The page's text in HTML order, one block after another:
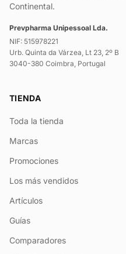
Continental.
Prevpharma Unipessoal Lda.
NIF: 515978221
Urb. Quinta da Várzea, Lt 23, 2º B
3040-380 Coimbra, Portugal
TIENDA
Toda la tienda
Marcas
Promociones
Los más vendidos
Artículos
Guías
Comparadores